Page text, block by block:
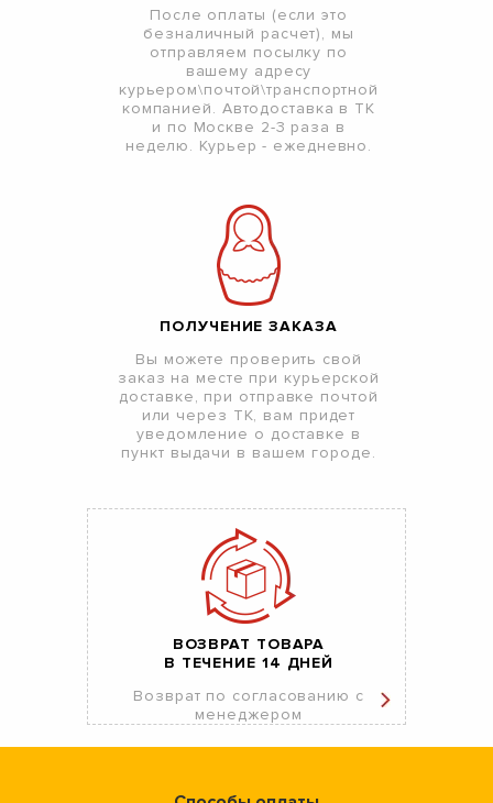
После оплаты (если это
безналичный расчет), мы
отправляем посылку по
вашему адресу
курьером\почтой\транспортной
компанией. Автодоставка в ТК
и по Москве 2-3 раза в
неделю. Курьер - ежедневно.
ПОЛУЧЕНИЕ ЗАКАЗА
Вы можете проверить свой
заказ на месте при курьерской
доставке, при отправке почтой
или через ТК, вам придет
уведомление о доставке в
пункт выдачи в вашем городе.
ВОЗВРАТ ТОВАРА
В ТЕЧЕНИЕ 14 ДНЕЙ
Возврат по согласованию с
менеджером